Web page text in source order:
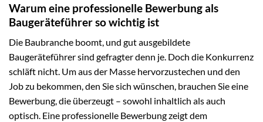
Warum eine professionelle Bewerbung als
Baugeräteführer so wichtig ist
Die Baubranche boomt, und gut ausgebildete
Baugeräteführer sind gefragter denn je. Doch die Konkurrenz
schläft nicht. Um aus der Masse hervorzustechen und den
Job zu bekommen, den Sie sich wünschen, brauchen Sie eine
Bewerbung, die überzeugt – sowohl inhaltlich als auch
optisch. Eine professionelle Bewerbung zeigt dem